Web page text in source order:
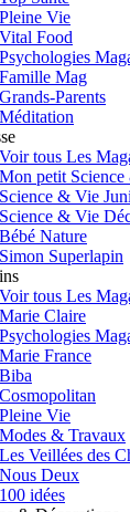
Pleine Vie
Vital Food
Psychologies
Famille Mag
Grands-Parents
Méditation
Voir tous Les
Mon petit
Science & Vie
Science & Vie
Bébé Nature
Simon Superlapin
Voir tous Les
Marie Claire
Psychologies
Marie France
Biba
Cosmopolitan
Pleine Vie
Modes & Travaux
Les Veillées des
Nous Deux
100 idées